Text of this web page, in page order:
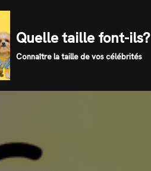
Quelle taille font-ils?
Connaître la taille de vos célébrités